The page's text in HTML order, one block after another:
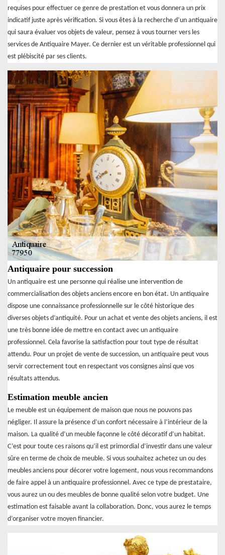
requises pour effectuer ce genre de prestation et vous donnera un prix
indicatif juste après vérification. Si vous êtes à la recherche d’un antiquaire
qui saura évaluer vos objets de valeur, pensez à vous tourner vers les
services de Antiquaire Mayer. Ce dernier est un véritable professionnel qui
est plébiscité par ses clients.
Antiquaire pour succession
Un antiquaire est une personne qui réalise une intervention de
commercialisation des objets anciens encore en bon état. Un antiquaire
dispose une connaissance professionnelle sur le côté historique des
diverses objets d’antiquité. Pour un achat et vente des objets anciens, il est
une très bonne idée de mettre en contact avec un antiquaire
professionnel. Cela favorise la satisfaction pour tout type de résultat
attendu. Pour un projet de vente de succession, un antiquaire peut vous
servir correctement tout en respectant vos consignes ainsi que vos
résultats attendus.
Estimation meuble ancien
Le meuble est un équipement de maison que nous ne pouvons pas
négliger. Il assure la présence d’un confort nécessaire à l’intérieur de la
maison. La qualité d’un meuble façonne le côté décoratif d’un habitat.
C’est pour toute ces raisons qu’il est primordial d’investir dans une valeur
sûre en terme de choix de meuble. Si vous souhaitez achetez un ou des
meubles anciens pour décorer votre logement, nous vous recommandons
de faire appel à un antiquaire professionnel. Avec ce type de prestataire,
vous aurez un ou des meubles de bonne qualité selon votre budget. Une
estimation est faisable avant la collaboration. Donc, vous aurez le temps
d’organiser votre moyen financier.